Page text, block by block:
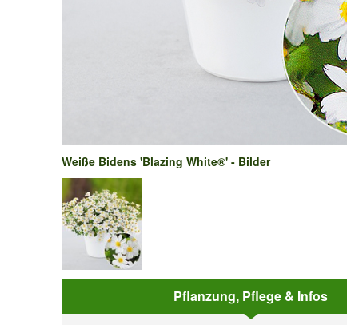
Weiße Bidens 'Blazing White®' - Bilder
Pflanzung, Pflege & Infos